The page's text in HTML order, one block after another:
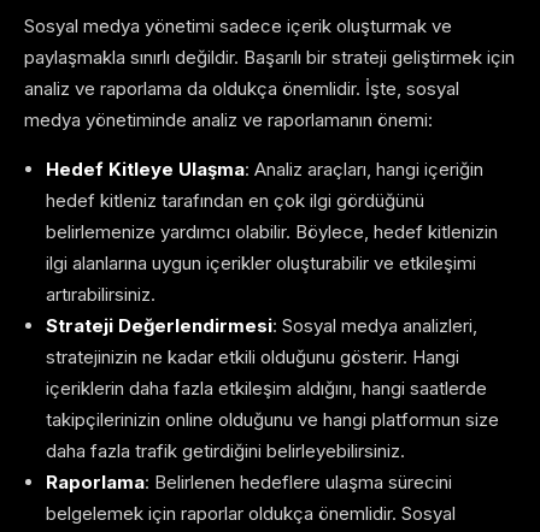
Sosyal medya yönetimi sadece içerik oluşturmak ve
paylaşmakla sınırlı değildir. Başarılı bir strateji geliştirmek için
analiz ve raporlama da oldukça önemlidir. İşte, sosyal
medya yönetiminde analiz ve raporlamanın önemi:
Hedef Kitleye Ulaşma: Analiz araçları, hangi içeriğin
hedef kitleniz tarafından en çok ilgi gördüğünü
belirlemenize yardımcı olabilir. Böylece, hedef kitlenizin
ilgi alanlarına uygun içerikler oluşturabilir ve etkileşimi
artırabilirsiniz.
Strateji Değerlendirmesi: Sosyal medya analizleri,
stratejinizin ne kadar etkili olduğunu gösterir. Hangi
içeriklerin daha fazla etkileşim aldığını, hangi saatlerde
takipçilerinizin online olduğunu ve hangi platformun size
daha fazla trafik getirdiğini belirleyebilirsiniz.
Raporlama: Belirlenen hedeflere ulaşma sürecini
belgelemek için raporlar oldukça önemlidir. Sosyal